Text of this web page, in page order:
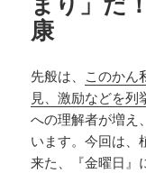
康
先般は、 このかん
見、激励などを列
への理解者が増え
います。今回は、
来た、『金曜日』